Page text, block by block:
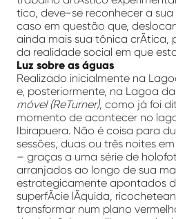
tico, deve-se reconhecer a
caso em questão que,
ainda mais sua tônica crÃ­tica,
da realidade social em que
Luz sobre as águas
Realizado inicialmente na
e, posteriormente, na Lagoa
móvel (ReTurner), como já foi
momento de acontecer no
Ibirapuera. Não é coisa para
sessões, duas ou três noites
– graças a uma série de
arranjados ao longo de sua
estrategicamente apontados
superfÃ­cie lÃ­quida,
transformar num plano